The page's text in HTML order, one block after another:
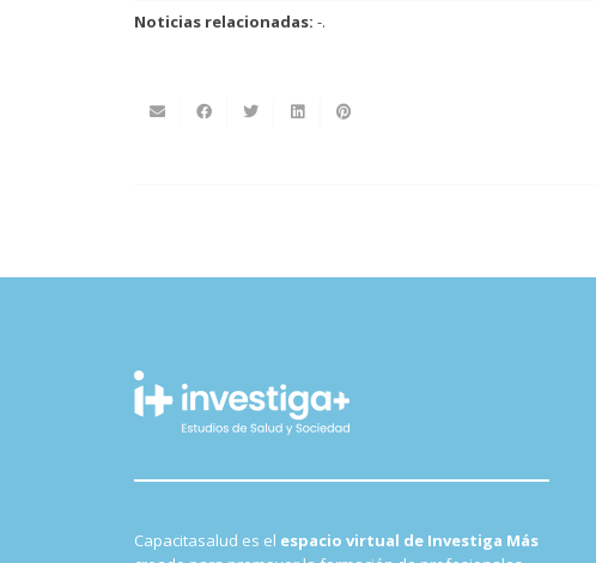
Noticias relacionadas: -.
Capacitasalud es el espacio virtual de Investiga Más